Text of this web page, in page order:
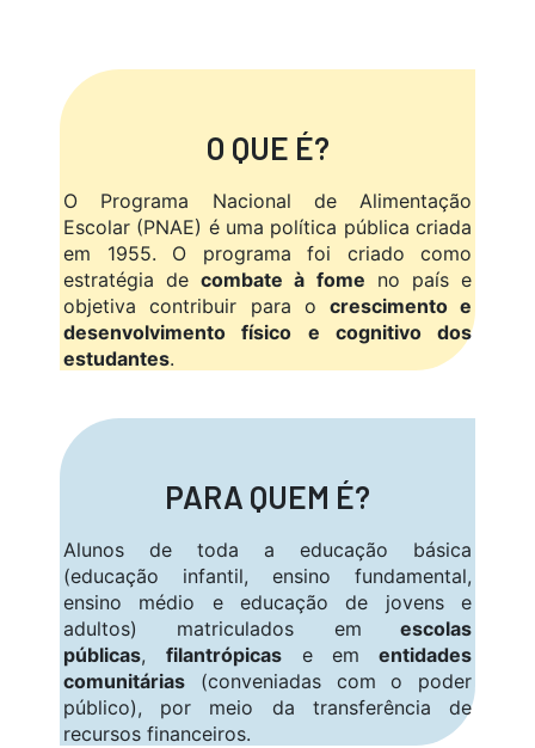
O QUE É?
O Programa Nacional de Alimentação
Escolar (PNAE) é uma política pública criada
em 1955. O programa foi criado como
estratégia decombate à fome no país e
objetiva contribuir para o crescimento e
desenvolvimento físico e cognitivo dos
estudantes.
PARA QUEM É?
Alunos de toda a educação básica
(educação infantil, ensino fundamental,
ensino médio e educação de jovens e
adultos) matriculados em escolas
públicas, filantrópicase em entidades
comunitárias (conveniadas com o poder
público), por meio da transferência de
recursos financeiros.